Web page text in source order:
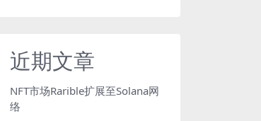
近期文章
NFT市场Rarible扩展至Solana网
络